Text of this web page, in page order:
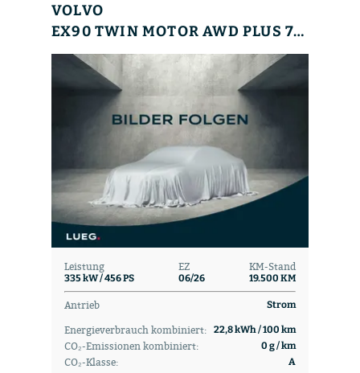
VOLVO
EX90 TWIN MOTOR AWD PLUS 7-SITZER 106KWH
Leistung
335 kW / 456 PS
EZ
06/26
KM-Stand
19.500 KM
Antrieb Strom
Energieverbrauch kombiniert: 22,8 kWh / 100 km
CO₂-Emissionen kombiniert: 0 g / km
CO₂-Klasse: A